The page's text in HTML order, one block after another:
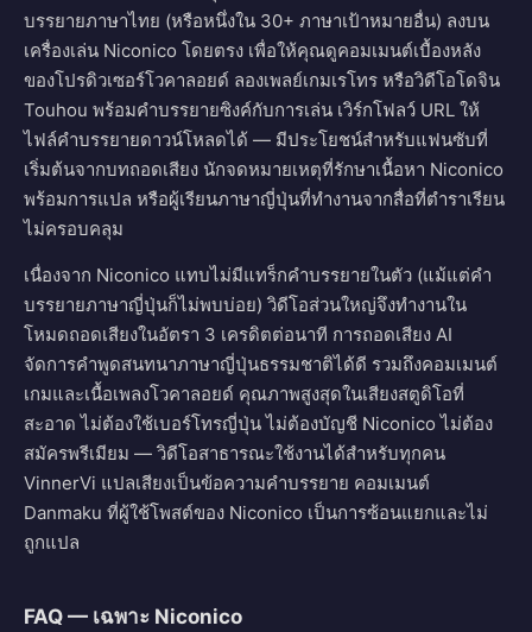
บรรยายภาษาไทย (หรือหนึ่งใน 30+ ภาษาเป้าหมายอื่น) ลงบน
เครื่องเล่น Niconico โดยตรง เพื่อให้คุณดูคอมเมนต์เบื้องหลัง
ของโปรดิวเซอร์โวคาลอยด์ ลองเพลย์เกมเรโทร หรือวิดีโอโดจิน
Touhou พร้อมคำบรรยายซิงค์กับการเล่น เวิร์กโฟลว์ URL ให้
ไฟล์คำบรรยายดาวน์โหลดได้ — มีประโยชน์สำหรับแฟนซับที่
เริ่มต้นจากบทถอดเสียง นักจดหมายเหตุที่รักษาเนื้อหา Niconico
พร้อมการแปล หรือผู้เรียนภาษาญี่ปุ่นที่ทำงานจากสื่อที่ตำราเรียน
ไม่ครอบคลุม
เนื่องจาก Niconico แทบไม่มีแทร็กคำบรรยายในตัว (แม้แต่คำ
บรรยายภาษาญี่ปุ่นก็ไม่พบบ่อย) วิดีโอส่วนใหญ่จึงทำงานใน
โหมดถอดเสียงในอัตรา 3 เครดิตต่อนาที การถอดเสียง AI
จัดการคำพูดสนทนาภาษาญี่ปุ่นธรรมชาติได้ดี รวมถึงคอมเมนต์
เกมและเนื้อเพลงโวคาลอยด์ คุณภาพสูงสุดในเสียงสตูดิโอที่
สะอาด ไม่ต้องใช้เบอร์โทรญี่ปุ่น ไม่ต้องบัญชี Niconico ไม่ต้อง
สมัครพรีเมียม — วิดีโอสาธารณะใช้งานได้สำหรับทุกคน
VinnerVi แปลเสียงเป็นข้อความคำบรรยาย คอมเมนต์
Danmaku ที่ผู้ใช้โพสต์ของ Niconico เป็นการซ้อนแยกและไม่
ถูกแปล
FAQ — เฉพาะ Niconico